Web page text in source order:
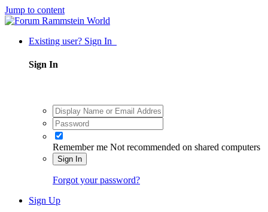
Jump to content
Existing user? Sign In
Sign In
Remember me Not recommended on shared computers
Sign In
Forgot your password?
Sign Up